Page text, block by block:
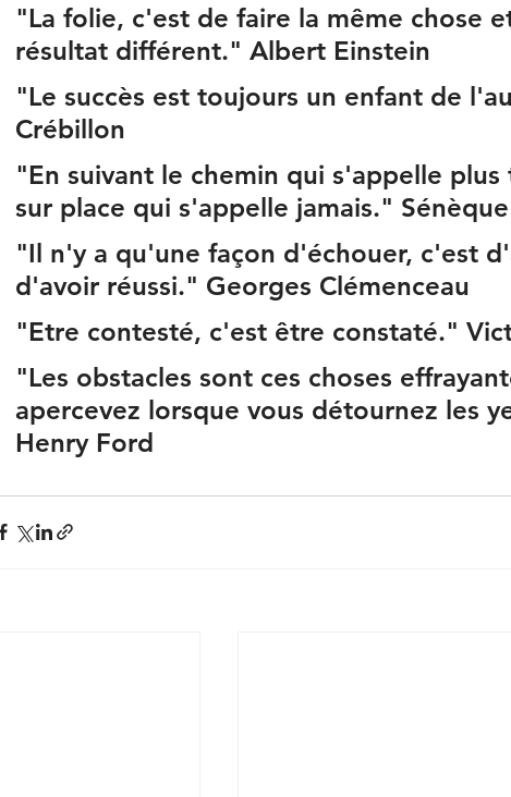
"La folie, c'est de faire la même chose
résultat différent." Albert Einstein
"Le succès est toujours un enfant de
Crébillon
"En suivant le chemin qui s'appelle plus
sur place qui s'appelle jamais." Sénèque
"Il n'y a qu'une façon d'échouer, c'est
d'avoir réussi." Georges Clémenceau
"Etre contesté, c'est être constaté."
"Les obstacles sont ces choses
apercevez lorsque vous détournez les
Henry Ford